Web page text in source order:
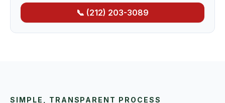
📞 (212) 203-3089
SIMPLE, TRANSPARENT PROCESS